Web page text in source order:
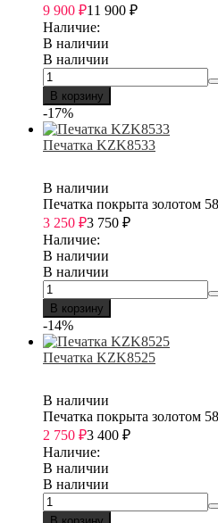
9 900 ₽11 900 ₽
Наличие:
В наличии
В наличии
В корзину
-17%
Печатка KZK8533
В наличии
Печатка покрыта золотом
3 250 ₽3 750 ₽
Наличие:
В наличии
В наличии
В корзину
-14%
Печатка KZK8525
В наличии
Печатка покрыта золотом
2 750 ₽3 400 ₽
Наличие:
В наличии
В наличии